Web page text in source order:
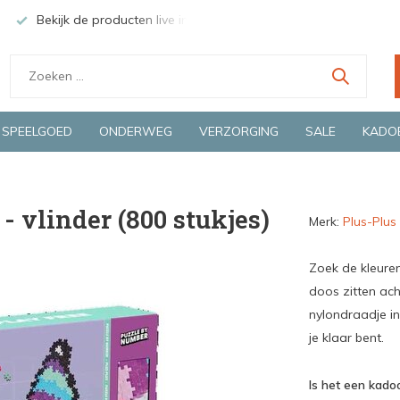
Bekijk de producten live in onze winkel in Deventer
SPEELGOED ONDERWEG VERZORGING SALE
vlinder (800 stukjes) Merk: Plus-Plus
Zoek de
doos zitten
nylondraadje
je klaar bent.
Is het een